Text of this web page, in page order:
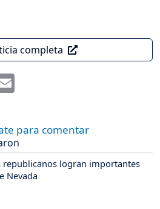
completa
para comentar
republicanos logran importantes
Nevada